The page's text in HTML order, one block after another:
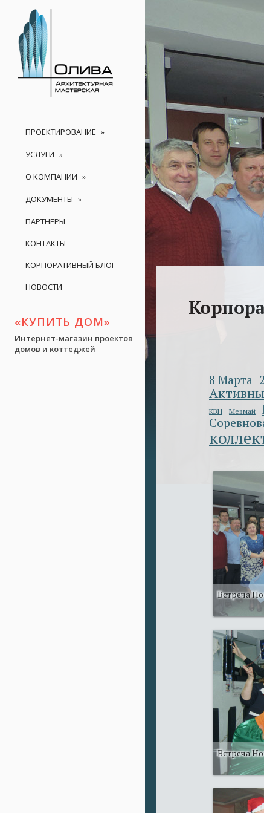
ПРОЕКТИРОВАНИЕ
УСЛУГИ
О КОМПАНИИ
ДОКУМЕНТЫ
ПАРТНЕРЫ
КОНТАКТЫ
КОРПОРАТИВНЫЙ БЛОГ
НОВОСТИ
«КУПИТЬ ДОМ»
Интернет-магазин проектов
домов и коттеджей
8 Марта
КВН Мезмай
Встреча
Встреча